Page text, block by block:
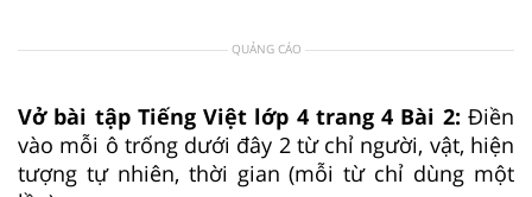
QUẢNG CÁO
Vở bài tập Tiếng Việt lớp 4 trang 4 Bài 2: Điền
vào mỗi ô trống dưới đây 2 từ chỉ người, vật, hiện
tượng tự nhiên, thời gian (mỗi từ chỉ dùng một